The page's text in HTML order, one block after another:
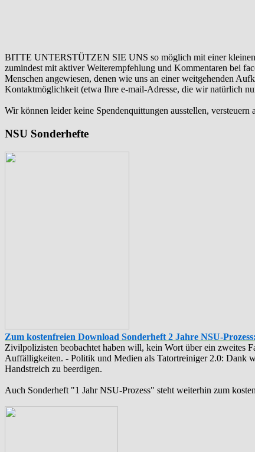
BITTE UNTERSTÜTZEN SIE UNS so möglich mit einer
zumindest mit aktiver Weiterempfehlung und Kommentaren bei
Menschen angewiesen, denen wie uns an einer weitgehenden
Kontaktmöglichkeit (etwa Ihre e-mail-Adresse, die wir natürlich
Wir können leider keine Spendenquittungen ausstellen,
NSU Sonderhefte
Zum kostenfreien Download Sonderheft 2 Jahre NSU-
Zivilpolizisten beobachtet haben will, kein Wort über ein zweites
Auffälligkeiten. - Politik und Medien als ‪Tatortreiniger‬ 2.0: Dank
Handstreich zu beerdigen.
Auch Sonderheft "1 Jahr NSU-Prozess" steht weiterhin zum